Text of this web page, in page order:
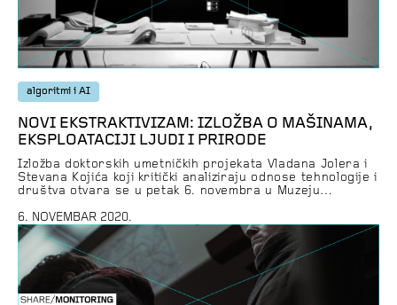
algoritmi i AI
NOVI EKSTRAKTIVIZAM: IZLOŽBA O MAŠINAMA,
EKSPLOATACIJI LJUDI I PRIRODE
Izložba doktorskih umetničkih projekata Vladana Jolera i
Stevana Kojića koji kritički analiziraju odnose tehnologije i
društva otvara se u petak 6. novembra u Muzeju
nevidljivih infrastruktura interneta, društvenih mreža i
veštačke inteligencije, kao i efektima automatizovanih i
autonomnih sistema koji proizvode različite društvene
fenomene u kojima ključnu ulogu ima eksploatacija […]
6. NOVEMBAR 2020.